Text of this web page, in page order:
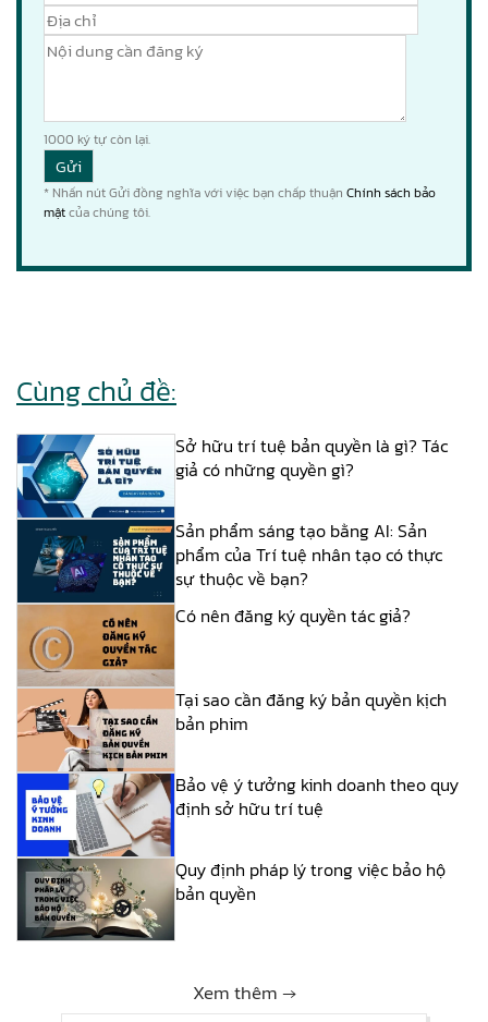
1000 ký tự còn lại.
* Nhấn nút Gửi đồng nghĩa với việc bạn chấp thuận Chính sách bảo
mậtcủa chúng tôi.
Cùng chủ đề:
Sở hữu trí tuệ bản quyền là gì? Tác
giả có những quyền gì?
Sản phẩm sáng tạo bằng AI: Sản
phẩm của Trí tuệ nhân tạo có thực
sự thuộc về bạn?
Có nên đăng ký quyền tác giả?
Tại sao cần đăng ký bản quyền kịch
bản phim
Bảo vệ ý tưởng kinh doanh theo quy
định sở hữu trí tuệ
Quy định pháp lý trong việc bảo hộ
bản quyền
Xem thêm →